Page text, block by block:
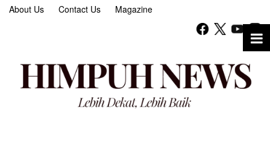
About Us Contact Us Magazine